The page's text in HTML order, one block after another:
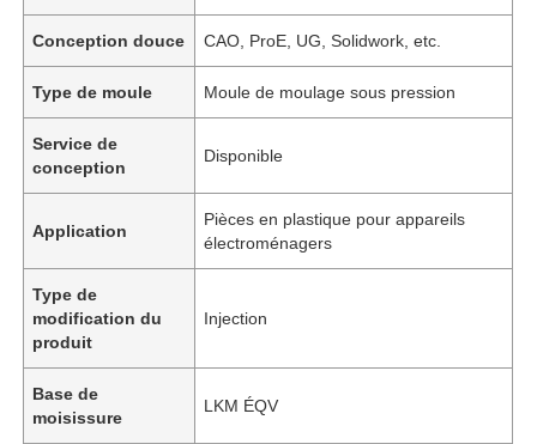
Conception douce CAO, ProE, UG, Solidwork, etc.
Type de moule Moule de moulage sous pression
Service de
conception
Disponible
Application
Pièces en plastique pour appareils
électroménagers
Type de
modification du
produit
Injection
Base de
moisissure
LKM ÉQV